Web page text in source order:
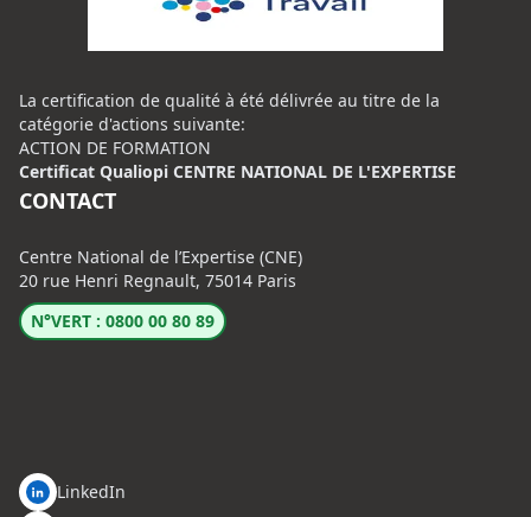
La certification de qualité à été délivrée au titre de la
catégorie d'actions suivante:
ACTION DE FORMATION
Certificat Qualiopi CENTRE NATIONAL DE L'EXPERTISE
CONTACT
Centre National de l’Expertise (CNE)
20 rue Henri Regnault, 75014 Paris
N°VERT : 0800 00 80 89
LinkedIn